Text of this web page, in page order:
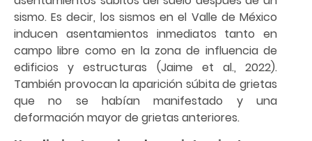
sismo. Es decir, los sismos en el Valle de México
inducen asentamientos inmediatos tanto en
campo libre como en la zona de influencia de
edificios y estructuras (Jaime et al., 2022).
También provocan la aparición súbita de grietas
que no se habían manifestado y una
deformación mayor de grietas anteriores.